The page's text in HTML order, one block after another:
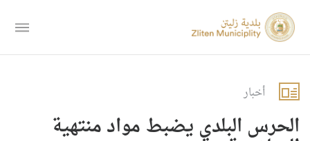
أخبار
الحرس البلدي يضبط مواد منتهية